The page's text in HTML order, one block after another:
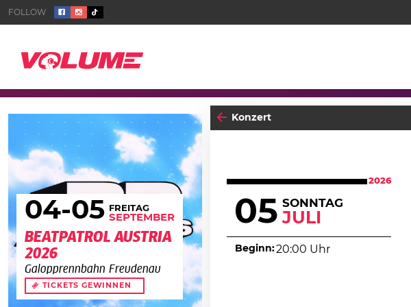
Konzert
2026
05 SONNTAG
JULI
Beginn:20:00 Uhr
04-05 FREITAG
SEPTEMBER
BEATPATROL AUSTRIA
2026
Galopprennbahn Freudenau
TICKETS GEWINNEN